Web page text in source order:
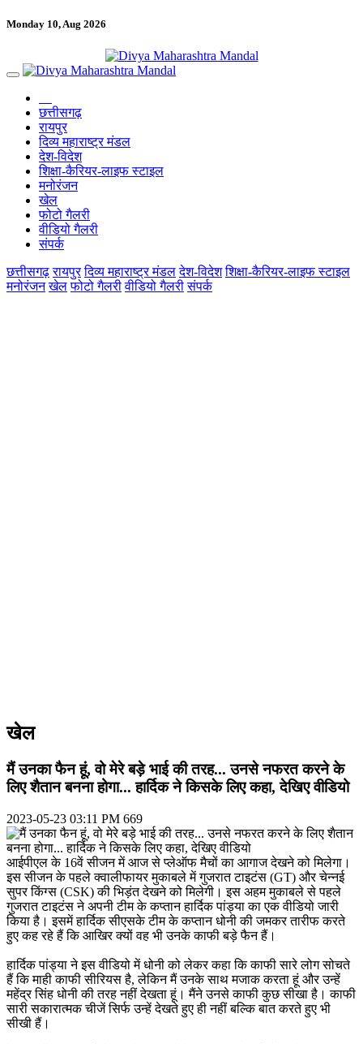
Monday 10, Aug 2026
छत्तीसगढ़
रायपुर
दिव्य महाराष्ट्र मंडल
देश-विदेश
शिक्षा-कैरियर-लाइफ स्टाइल
मनोरंजन
खेल
फोटो गैलरी
वीडियो गैलरी
संपर्क
छत्तीसगढ़ रायपुर दिव्य महाराष्ट्र मंडल देश-विदेश शिक्षा-कैरियर-लाइफ स्टाइल
मनोरंजन खेल फोटो गैलरी वीडियो गैलरी संपर्क
खेल
मैं उनका फैन हूं, वो मेरे बड़े भाई की तरह... उनसे नफरत करने के
लिए शैतान बनना होगा... हार्दिक ने किसके लिए कहा, देखिए वीडियो
2023-05-23 03:11 PM 669
आईपीएल के 16वें सीजन में आज से प्लेऑफ मैचों का आगाज देखने को मिलेगा।
इस सीजन के पहले क्वालीफायर मुकाबले में गुजरात टाइटंस (GT) और चेन्नई
सुपर किंग्स (CSK) की भिड़ंत देखने को मिलेगी। इस अहम मुकाबले से पहले
गुजरात टाइटंस ने अपनी टीम के कप्तान हार्दिक पांड्या का एक वीडियो जारी
किया है। इसमें हार्दिक सीएसके टीम के कप्तान धोनी की जमकर तारीफ करते
हुए कह रहे हैं कि आखिर क्यों वह भी उनके काफी बड़े फैन हैं।
हार्दिक पांड्या ने इस वीडियो में धोनी को लेकर कहा कि काफी सारे लोग सोचते
हैं कि माही काफी सीरियस है, लेकिन मैं उनके साथ मजाक करता हूं और उन्हें
महेंद्र सिंह धोनी की तरह नहीं देखता हूं। मैंने उनसे काफी कुछ सीखा है। काफी
सारी सकारात्मक चीजें सिर्फ उन्हें देखते हुए ही नहीं बल्कि बात करते हुए भी
सीखी हैं।